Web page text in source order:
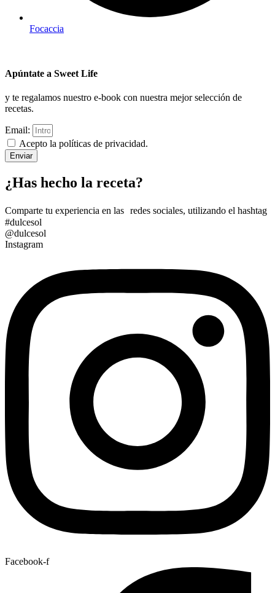
Focaccia
Apúntate a Sweet Life
y te regalamos nuestro e-book con nuestra mejor selección de
recetas.
Email:
Acepto la políticas de privacidad.
Enviar
¿Has hecho la receta?
Comparte tu experiencia en las redes sociales, utilizando el hashtag
#dulcesol
@dulcesol
Instagram
Facebook-f